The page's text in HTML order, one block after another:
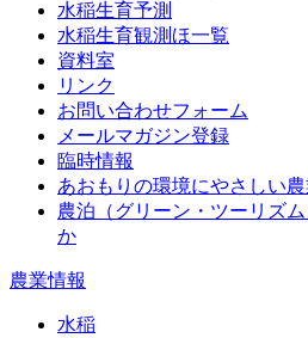
水稲生育予測
水稲生育観測ほ一覧
資料室
リンク
お問い合わせフォーム
メールマガジン登録
臨時情報
あおもりの環境にやさしい
農泊（グリーン・ツーリズ
か
農業情報
水稲